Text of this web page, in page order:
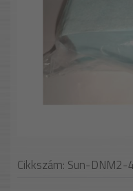
Cikkszám: Sun-